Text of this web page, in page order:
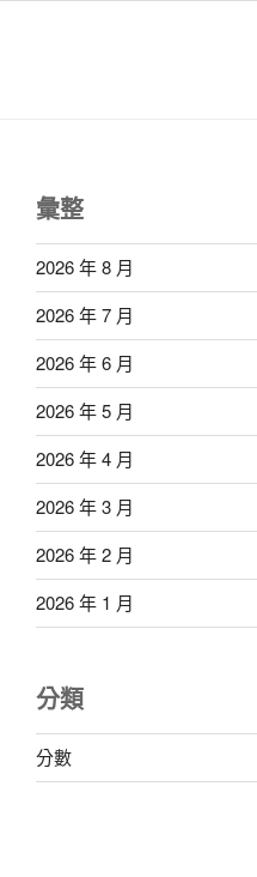
彙整
2026 年 8 月
2026 年 7 月
2026 年 6 月
2026 年 5 月
2026 年 4 月
2026 年 3 月
2026 年 2 月
2026 年 1 月
分類
分數